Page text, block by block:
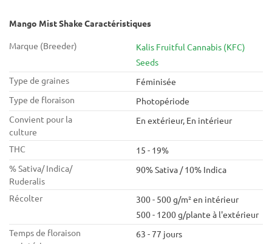
élevés sont requis.
Mango Mist Shake Caractéristiques
Marque (Breeder)
Kalis Fruitful Cannabis (KFC)
Seeds
Type de graines
Féminisée
Type de floraison
Photopériode
Convient pour la
culture
En extérieur, En intérieur
THC
15 - 19%
% Sativa/ Indica/
Ruderalis
90% Sativa / 10% Indica
Récolter
300 - 500 g/m² en intérieur
500 - 1200 g/plante à l'extérieur
Temps de floraison
63 - 77 jours